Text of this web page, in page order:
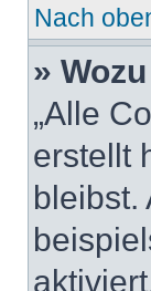
Nach
»
„Alle
erstellt
bleibst.